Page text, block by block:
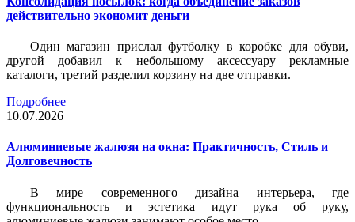
действительно экономит деньги
Один магазин прислал футболку в коробке для обуви,
другой добавил к небольшому аксессуару рекламные
каталоги, третий разделил корзину на две отправки.
Подробнее
10.07.2026
Алюминиевые жалюзи на окна: Практичность, Стиль и
Долговечность
В мире современного дизайна интерьера, где
функциональность и эстетика идут рука об руку,